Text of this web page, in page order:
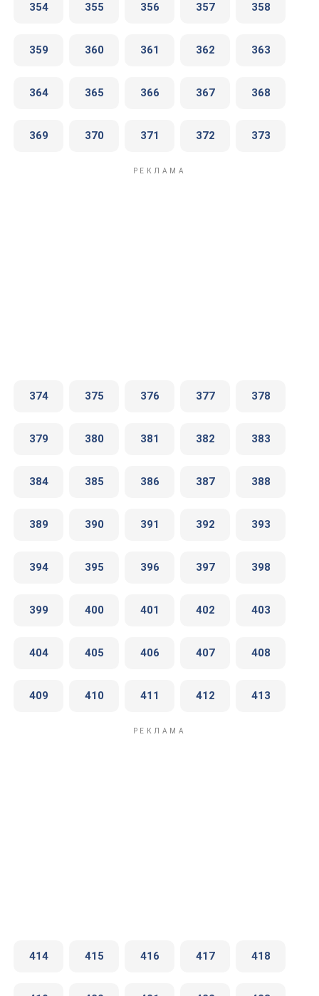
354 355 356 357 358
359 360 361 362 363
364 365 366 367 368
369 370 371 372 373
374 375 376 377 378
379 380 381 382 383
384 385 386 387 388
389 390 391 392 393
394 395 396 397 398
399 400 401 402 403
404 405 406 407 408
409 410 411 412 413
414 415 416 417 418